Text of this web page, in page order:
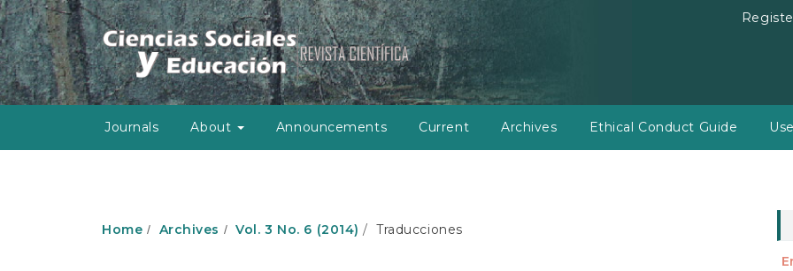
M
a
i
n
N
a
g
Journals About Announcements Current Archives Ethical Conduct Guide
Home Archives Vol. 3 No. 6 (2014) Traducciones